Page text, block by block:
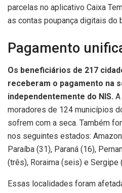
parcelas no aplicativo Caixa
as contas poupança digitais do
Pagamento
Os beneficiários de 217
receberam o pagamento na
independentemente do NIS.
moradores de 124 municípios
sofrem com a seca. Também
nos seguintes estados:
Paraíba (31), Paraná (16),
(três), Roraima (seis) e Sergipe
Essas localidades foram